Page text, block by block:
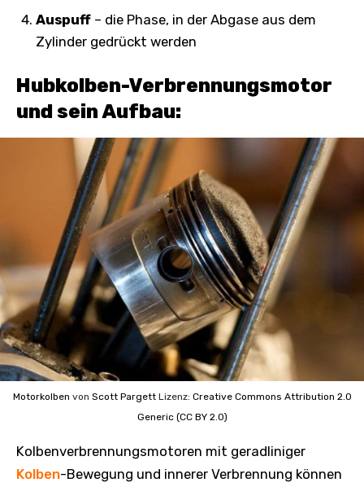
Auspuff – die Phase, in der Abgase aus dem
Zylinder gedrückt werden
Hubkolben-Verbrennungsmotor
und sein Aufbau:
Motorkolben von Scott Pargett Lizenz: Creative Commons Attribution 2.0
Generic (CC BY 2.0)
Kolbenverbrennungsmotoren mit geradliniger
Kolben-Bewegung und innerer Verbrennung können